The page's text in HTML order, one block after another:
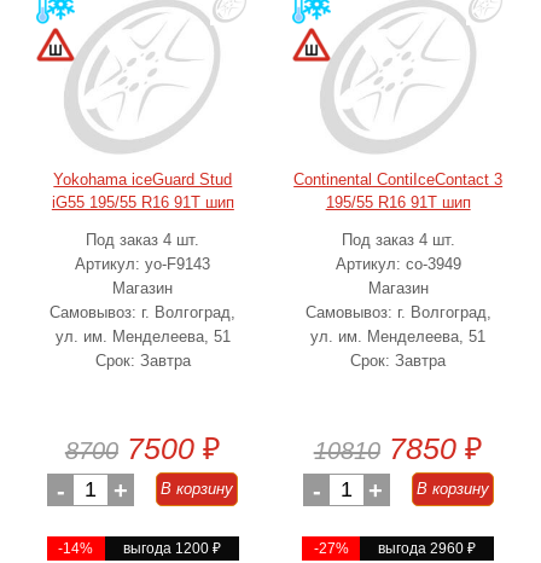
Yokohama iceGuard Stud
iG55 195/55 R16 91T шип
Под заказ 4 шт.
Артикул: yo-F9143
Магазин
Самовывоз: г. Волгоград,
ул. им. Менделеева, 51
Срок: Завтра
8700 7500 ₽
- 1 + В корзину
-14% выгода 1200 ₽
Continental ContiIceContact 3
195/55 R16 91T шип
Под заказ 4 шт.
Артикул: co-3949
Магазин
Самовывоз: г. Волгоград,
ул. им. Менделеева, 51
Срок: Завтра
10810 7850 ₽
- 1 + В корзину
-27% выгода 2960 ₽